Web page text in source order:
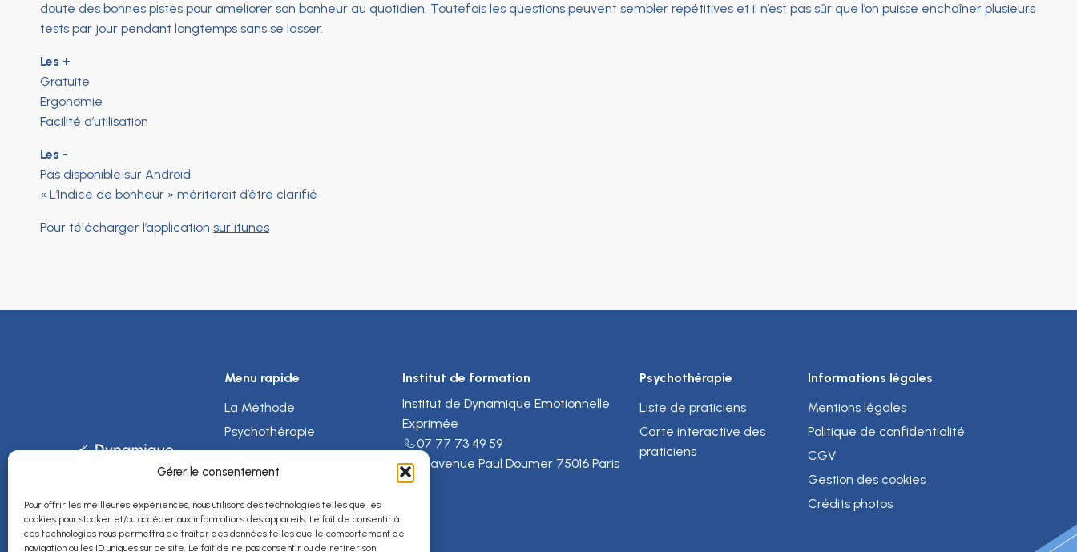
Gérer le consentement
Pour offrir les meilleures expériences, nous utilisons des technologies telles que les
cookies pour stocker et/ou accéder aux informations des appareils. Le fait de consentir à
ces technologies nous permettra de traiter des données telles que le comportement de
navigation ou les ID uniques sur ce site. Le fait de ne pas consentir ou de retirer son
doute des bonnes pistes pour améliorer son bonheur au quotidien. Toutefois les questions peuvent sembler répétitives et il n’est pas sûr que l’on puisse enchaîner plusieurs
tests par jour pendant longtemps sans se lasser.
Les +
Gratuite
Ergonomie
Facilité d’utilisation
Les -
Pas disponible sur Android
« L’Indice de bonheur » mériterait d’être clarifié
Pour télécharger l’application sur itunes
Menu rapide
La Méthode
Psychothérapie
Praticiens
Formation
Développement Affectif
L’HUMANITÉ Stade II
Institut de formation
Institut de Dynamique Emotionnelle
Exprimée
07 77 73 49 59
74 avenue Paul Doumer 75016 Paris
Psychothérapie
Liste de praticiens
Carte interactive des
praticiens
Informations légales
Mentions légales
Politique de confidentialité
CGV
Gestion des cookies
Crédits photos